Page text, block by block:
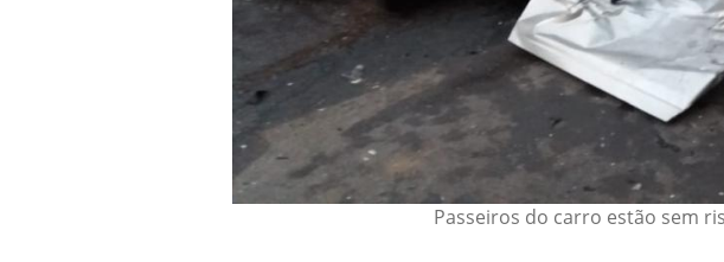
Passeiros do carro estão sem